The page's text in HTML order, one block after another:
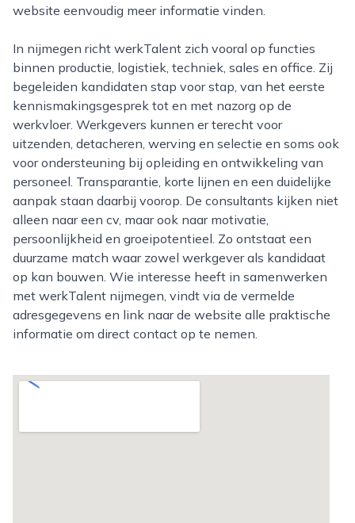
website eenvoudig meer informatie vinden.
In nijmegen richt werkTalent zich vooral op functies
binnen productie, logistiek, techniek, sales en office. Zij
begeleiden kandidaten stap voor stap, van het eerste
kennismakingsgesprek tot en met nazorg op de
werkvloer. Werkgevers kunnen er terecht voor
uitzenden, detacheren, werving en selectie en soms ook
voor ondersteuning bij opleiding en ontwikkeling van
personeel. Transparantie, korte lijnen en een duidelijke
aanpak staan daarbij voorop. De consultants kijken niet
alleen naar een cv, maar ook naar motivatie,
persoonlijkheid en groeipotentieel. Zo ontstaat een
duurzame match waar zowel werkgever als kandidaat
op kan bouwen. Wie interesse heeft in samenwerken
met werkTalent nijmegen, vindt via de vermelde
adresgegevens en link naar de website alle praktische
informatie om direct contact op te nemen.